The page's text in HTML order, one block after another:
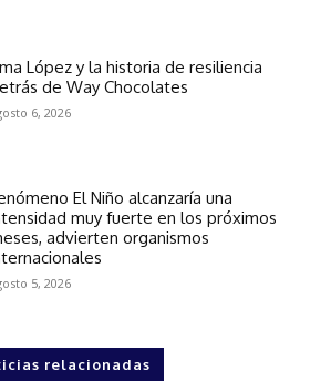
López y la historia de resiliencia
de Way Chocolates
6, 2026
El Niño alcanzaría una
muy fuerte en los próximos
advierten organismos
5, 2026
relacionadas